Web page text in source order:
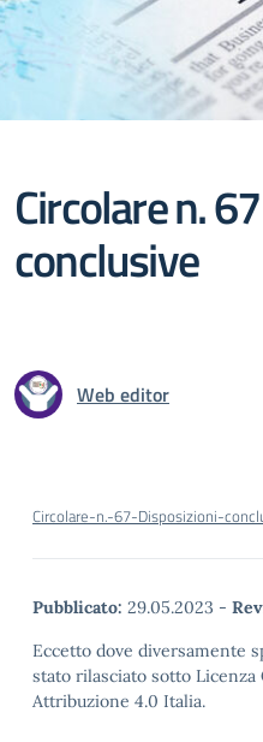
Circolare n.
conclusive
Web editor
Circolare-n.-67-Disposizioni-
Pubblicato: 29.05.2023 -
Eccetto dove diversamente
stato rilasciato sotto Licenza
Attribuzione 4.0 Italia.